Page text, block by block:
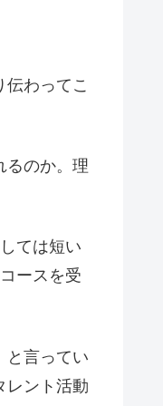
伝わってこ
るのか。理
ては短い
ースを受
と言ってい
レント活動